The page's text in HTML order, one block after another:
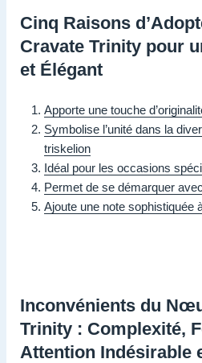
Cinq Raisons
Cravate Trinity pour
et Élégant
Apporte une touche
Symbolise l’unité dans la
triskelion
Idéal pour les occasions
Permet de se démarquer
Ajoute une note sophistiquée
Inconvénients du
Trinity : Complexité,
Attention Indésirable